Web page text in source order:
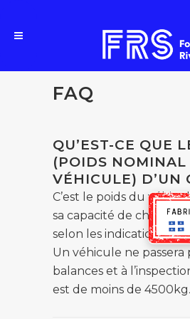
FAQ
QU’EST-CE QUE
(POIDS NOMINAL
VÉHICULE) D’UN
C’est le poids du
sa capacité de
selon les indications
Un véhicule ne passera
balances et à
est de moins de 4500kg.